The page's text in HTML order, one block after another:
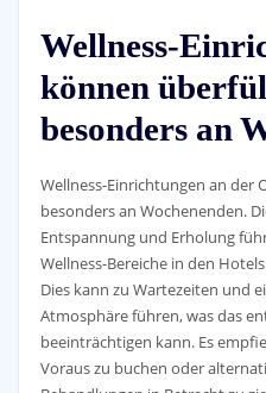
Wellness-
können
besonders an
Wellness-Einrichtungen an der
besonders an Wochenenden.
Entspannung und Erholung
Wellness-Bereiche in den
Dies kann zu Wartezeiten und
Atmosphäre führen, was das
beeinträchtigen kann. Es
Voraus zu buchen oder